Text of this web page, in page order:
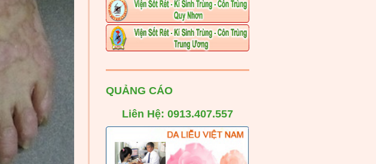
QUẢNG CÁO
Liên Hệ: 0913.407.557